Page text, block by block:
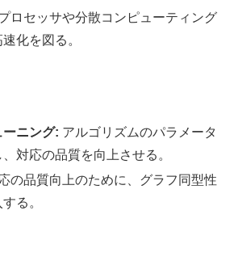
ロセッサや分散コンピューティング
化を図る。
ニング: アルゴリズムのパラメータ
対応の品質を向上させる。
の品質向上のために、グラフ同型性
る。